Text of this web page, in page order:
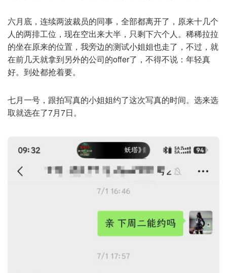
六月底，连续两波裁员的同事，全部都离开了，原来十几个
人的两排工位，现在空出来大半，只剩下六个人。稀稀拉拉
的坐在原来的位置，我旁边的测试小姐姐也走了，不过，就
在前几天就拿到另外的公司的offer了，不得不说：年轻真
好。到处都抢着要。
七月一号，跟拍写真的小姐姐约了这次写真的时间。选来选
取就选在了7月7日。